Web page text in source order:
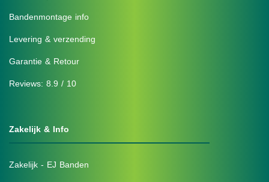
Bandenmontage info
Levering & verzending
Garantie & Retour
Reviews: 8.9 / 10
Zakelijk & Info
Zakelijk - EJ Banden